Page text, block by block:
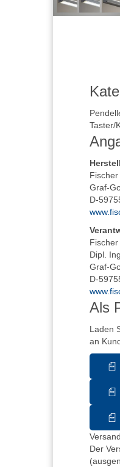
Taster/
Graf-
D-
Dipl.
Graf-
D-
Als
Laden
an
Der